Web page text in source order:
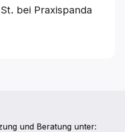
bei Praxispanda
und Beratung unter: